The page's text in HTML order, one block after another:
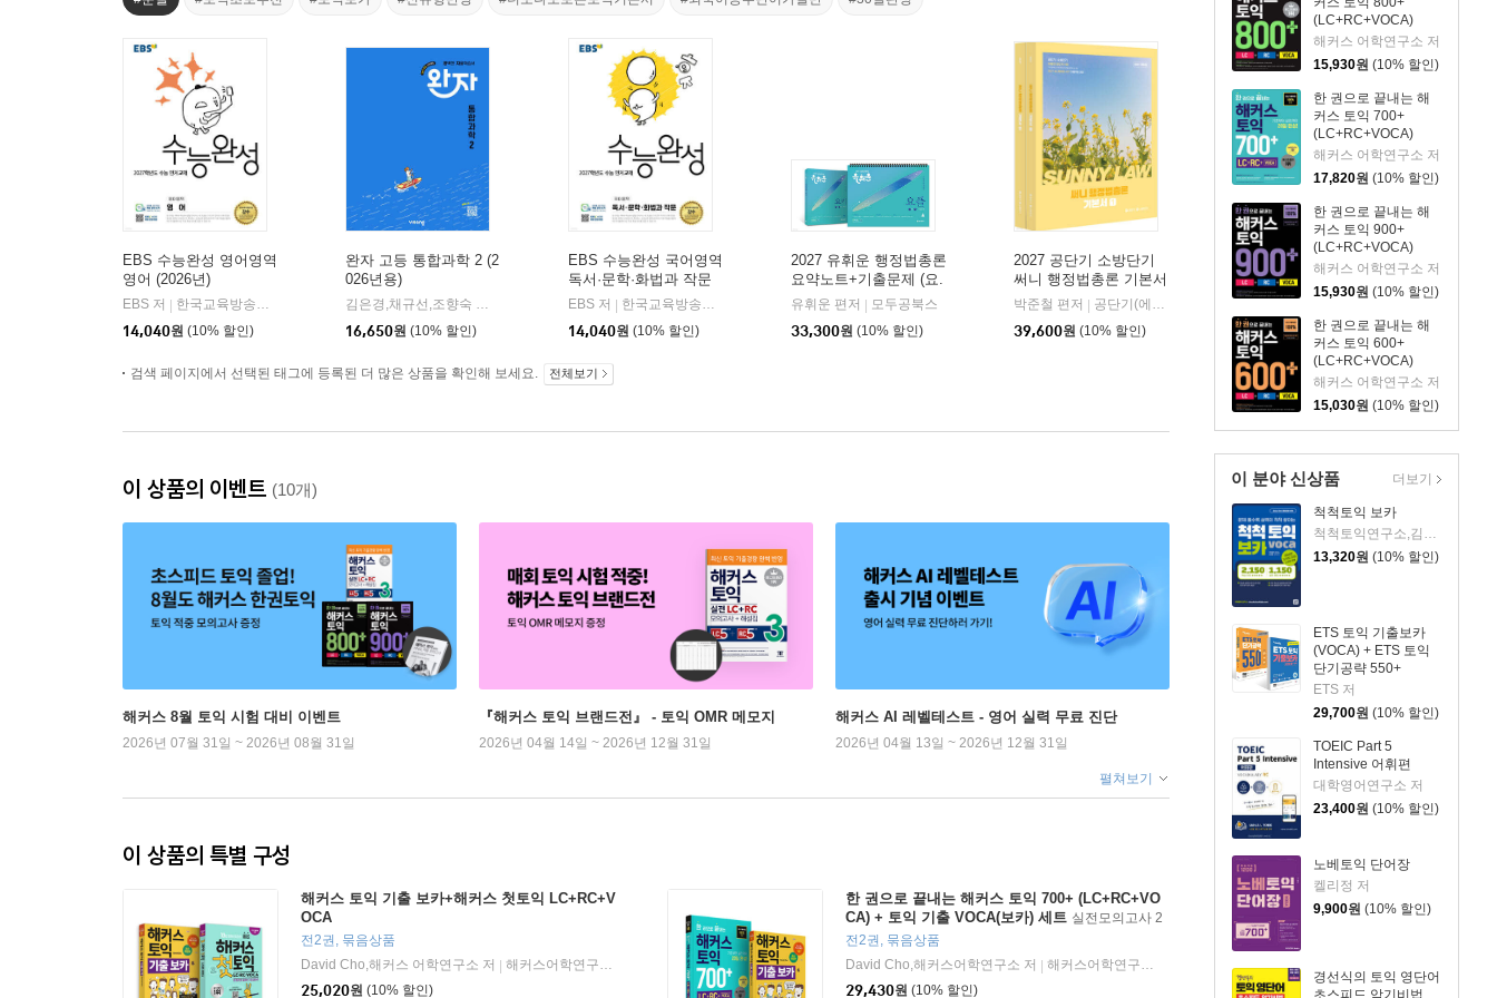
(LC+RC+VOCA)
해커스 어학연구소 저
15,930원 (10% 할인)
한 권으로 끝내는 해
커스 토익 700+
(LC+RC+VOCA)
해커스 어학연구소 저
17,820원 (10% 할인)
한 권으로 끝내는 해
커스 토익 900+
(LC+RC+VOCA)
해커스 어학연구소 저
15,930원 (10% 할인)
한 권으로 끝내는 해
커스 토익 600+
(LC+RC+VOCA)
해커스 어학연구소 저
15,030원 (10% 할인)
이 분야 신상품
척척토익 보카
척척토익연구소,김대중 저
13,320원 (10% 할인)
ETS 토익 기출보카
(VOCA) + ETS 토익
단기공략 550+
LC+RC 세트
ETS 저
29,700원 (10% 할인)
TOEIC Part 5
Intensive 어휘편
대학영어연구소 저
23,400원 (10% 할인)
노베토익 단어장
켈리정 저
9,900원 (10% 할인)
경선식의 토익 영단어
더보기
EBS 수능완성 영어영역
영어 (2026년)
EBS 저
한국교육방송공사
14,040원 (10% 할인)
완자 고등 통합과학 2 (2
026년용)
김은경,채규선,조향숙 등저
16,650원 (10% 할인)
EBS 수능완성 국어영역
독서·문학·화법과 작문
(2026년)
EBS 저
한국교육방송공사
14,040원 (10% 할인)
2027 유휘운 행정법총론
요약노트+기출문제 (요.
플.)
유휘운 편저
모두공북스
33,300원 (10% 할인)
2027 공단기 소방단기
써니 행정법총론 기본서
박준철 편저
공단기(에스티유니타스)
39,600원 (10% 할인)
검색 페이지에서 선택된 태그에 등록된 더 많은 상품을 확인해 보세요. 전체보기
이 상품의 이벤트 (10개)
해커스 8월 토익 시험 대비 이벤트
2026년 07월 31일 ~ 2026년 08월 31일
『해커스 토익 브랜드전』 - 토익 OMR 메모지
2026년 04월 14일 ~ 2026년 12월 31일
해커스 AI 레벨테스트 - 영어 실력 무료 진단
2026년 04월 13일 ~ 2026년 12월 31일
펼쳐보기
이 상품의 특별 구성
해커스 토익 기출 보카+해커스 첫토익 LC+RC+V
OCA
전2권, 묶음상품
David Cho,해커스 어학연구소 저
해커스어학연구소
2021년 05월 24일
25,020원 (10% 할인)
한 권으로 끝내는 해커스 토익 700+ (LC+RC+VO
CA) + 토익 기출 VOCA(보카) 세트 실전모의고사 2
회분
전2권, 묶음상품
David Cho,해커스어학연구소 저
해커스어학연구소
2021년 12월 31일
29,430원 (10% 할인)